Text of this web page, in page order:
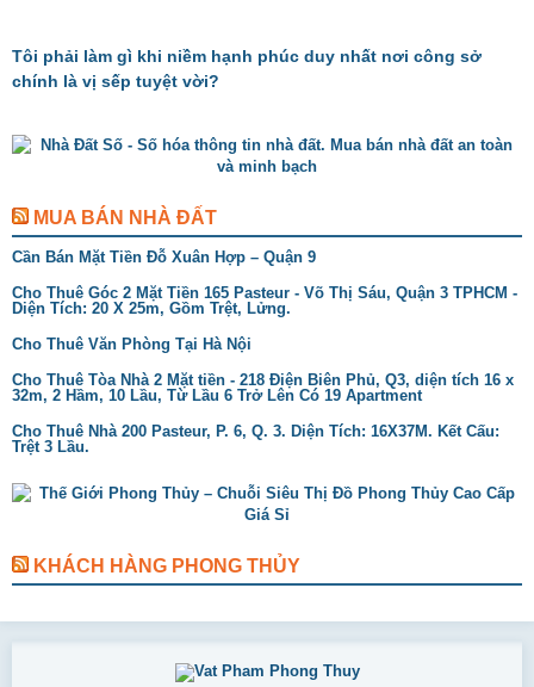
Tôi phải làm gì khi niềm hạnh phúc duy nhất nơi công sở
chính là vị sếp tuyệt vời?
MUA BÁN NHÀ ĐẤT
Cần Bán Mặt Tiền Đỗ Xuân Hợp – Quận 9
Cho Thuê Góc 2 Mặt Tiền 165 Pasteur - Võ Thị Sáu, Quận 3 TPHCM -
Diện Tích: 20 X 25m, Gồm Trệt, Lửng.
Cho Thuê Văn Phòng Tại Hà Nội
Cho Thuê Tòa Nhà 2 Mặt tiền - 218 Điện Biên Phủ, Q3, diện tích 16 x
32m, 2 Hầm, 10 Lầu, Từ Lầu 6 Trở Lên Có 19 Apartment
Cho Thuê Nhà 200 Pasteur, P. 6, Q. 3. Diện Tích: 16X37M. Kết Cấu:
Trệt 3 Lầu.
KHÁCH HÀNG PHONG THỦY